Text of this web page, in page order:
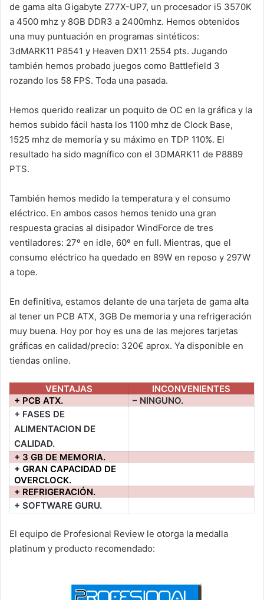
de gama alta Gigabyte Z77X-UP7, un procesador i5 3570K
a 4500 mhz y 8GB DDR3 a 2400mhz. Hemos obtenidos
una muy puntuación en programas sintéticos:
3dMARK11 P8541 y Heaven DX11 2554 pts. Jugando
también hemos probado juegos como Battlefield 3
rozando los 58 FPS. Toda una pasada.
Hemos querido realizar un poquito de OC en la gráfica y la
hemos subido fácil hasta los 1100 mhz de Clock Base,
1525 mhz de memoría y su máximo en TDP 110%. El
resultado ha sido magnífico con el 3DMARK11 de P8889
PTS.
También hemos medido la temperatura y el consumo
eléctrico. En ambos casos hemos tenido una gran
respuesta gracias al disipador WindForce de tres
ventiladores: 27º en idle, 60º en full. Mientras, que el
consumo eléctrico ha quedado en 89W en reposo y 297W
a tope.
En definitiva, estamos delante de una tarjeta de gama alta
al tener un PCB ATX, 3GB De memoria y una refrigeración
muy buena. Hoy por hoy es una de las mejores tarjetas
gráficas en calidad/precio: 320€ aprox. Ya disponible en
tiendas online.
VENTAJAS
INCONVENIENTES
+ PCB ATX.
– NINGUNO.
+ FASES DE
ALIMENTACION DE
CALIDAD.
+ 3 GB DE MEMORIA.
+ GRAN CAPACIDAD DE
OVERCLOCK.
+ REFRIGERACIÓN.
+ SOFTWARE GURU.
El equipo de Profesional Review le otorga la medalla
platinum y producto recomendado: